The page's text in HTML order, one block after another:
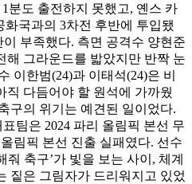
분도 출전하지 못했고, 옌스 카
국과의 3차전 후반에 투입됐
부족했다. 측면 공격수 양현준
해 그라운드를 밟았지만 반짝 눈
이한범(24)과 이태석(24)은 비
직 다듬어야 할 원석에 가까웠
구의 위기는 예견된 일이었다.
팀은 2024 파리 올림픽 본선 무
림픽 본선 진출 실패였다. 선수
축구’가 빛을 보는 사이, 체계
짙은 그림자가 드리워지고 있었